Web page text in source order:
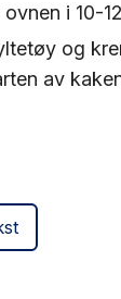
i 10-
og
av